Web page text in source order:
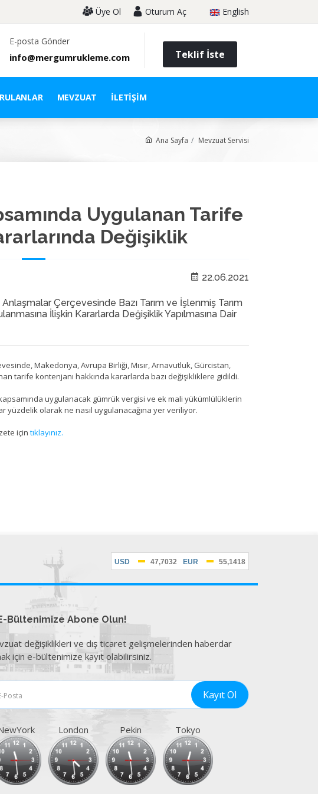
Üye Ol Oturum Aç English
E-posta Gönder
info@mergumrukleme.com Teklif İste
MEVZUAT İLETIŞIM
Ana Sayfa Mevzuat Servisi
Uygulanan Tarife
Değişiklik
22.06.2021
Çerçevesinde Bazı Tarım ve İşlenmiş Tarım
İlişkin Kararlarda Değişiklik Yapılmasına Dair
Makedonya, Avrupa Birliği, Mısır, Arnavutluk, Gürcistan,
tarife kontenjanı hakkında kararlarda bazı değişikliklere gidildi.
uygulanacak gümrük vergisi ve ek mali yükümlülüklerin
olarak ne nasıl uygulanacağına yer veriliyor.
için tıklayınız.
Bültenimize Abone Olun!
değişiklikleri ve dış ticaret gelişmelerinden haberdar
için e-bültenimize kayıt olabilirsiniz.
London Pekin Tokyo